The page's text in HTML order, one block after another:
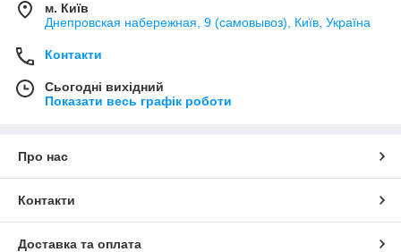
м. Київ
Днепровская набережная, 9 (самовывоз), Київ, Україна
Контакти
Сьогодні вихідний
Показати весь графік роботи
Про нас
Контакти
Доставка та оплата